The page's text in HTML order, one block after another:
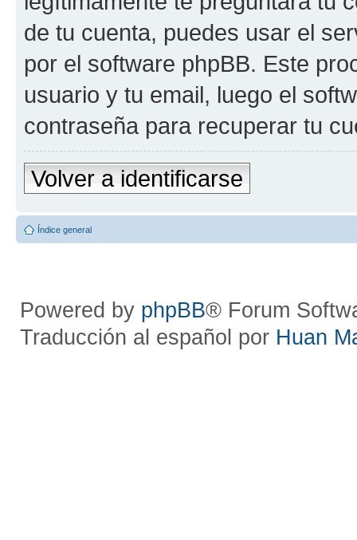
de tu cuenta, puedes usar el
por el software phpBB. Este
usuario y tu email, luego el
contraseña para recuperar tu
Volver a identificarse
Índice general
Powered by phpBB® Forum
Traducción al español por Huan